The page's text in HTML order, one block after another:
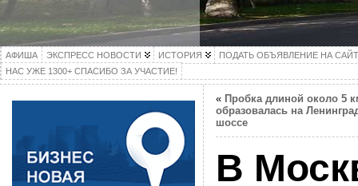
АФИША ЭКСПРЕСС НОВОСТИ ИСТОРИЯ
ПОДАТЬ ОБЪЯВЛЕНИЕ НА
НАС УЖЕ 1300+ СПАСИБО ЗА УЧАСТИЕ!
« Пробка длиной около 5
образовалась на
шоссе
В